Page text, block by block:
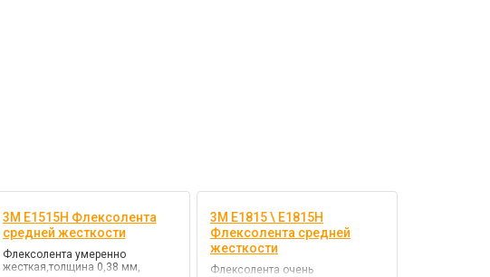
3M E1515H Флексолента
средней жесткости
Флексолента умеренно
жесткая,толщина 0,38 мм,
3M E1815 \ E1815H
Флексолента средней
жесткости
Флексолента очень